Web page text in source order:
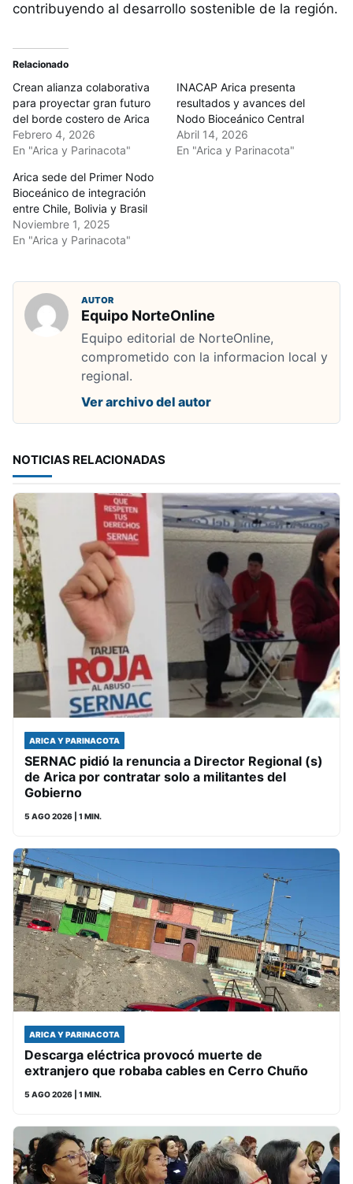
contribuyendo al desarrollo sostenible de la región.
Relacionado
Crean alianza colaborativa
para proyectar gran futuro
del borde costero de Arica
Febrero 4, 2026
En "Arica y Parinacota"
INACAP Arica presenta
resultados y avances del
Nodo Bioceánico Central
Abril 14, 2026
En "Arica y Parinacota"
Arica sede del Primer Nodo
Bioceánico de integración
entre Chile, Bolivia y Brasil
Noviembre 1, 2025
En "Arica y Parinacota"
AUTOR
Equipo NorteOnline
Equipo editorial de NorteOnline,
comprometido con la informacion local y
regional.
Ver archivo del autor
NOTICIAS RELACIONADAS
ARICA Y PARINACOTA
SERNAC pidió la renuncia a Director Regional (s)
de Arica por contratar solo a militantes del
Gobierno
5 AGO 2026 | 1 MIN.
ARICA Y PARINACOTA
Descarga eléctrica provocó muerte de
extranjero que robaba cables en Cerro Chuño
5 AGO 2026 | 1 MIN.